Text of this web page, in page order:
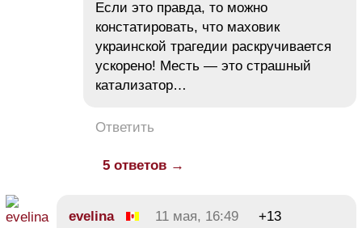
Если это правда, то можно
констатировать, что маховик
украинской трагедии раскручивается
ускорено! Месть — это страшный
катализатор…
Ответить
5 ответов →
evelina 11 мая, 16:49
+13